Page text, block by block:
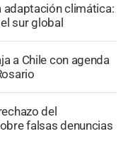
adaptación climática:
sur global
a Chile con agenda
del
falsas denuncias